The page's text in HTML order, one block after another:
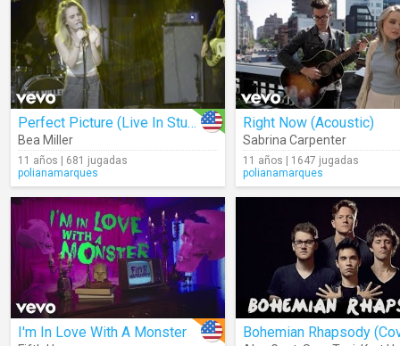
Perfect Picture (Live In Studio)
Bea Miller
11 años | 681 jugadas
polianamarques
Right Now (Acoustic)
Sabrina Carpenter
11 años | 1647 jugadas
polianamarques
I'm In Love With A Monster Bohemian Rhapsody